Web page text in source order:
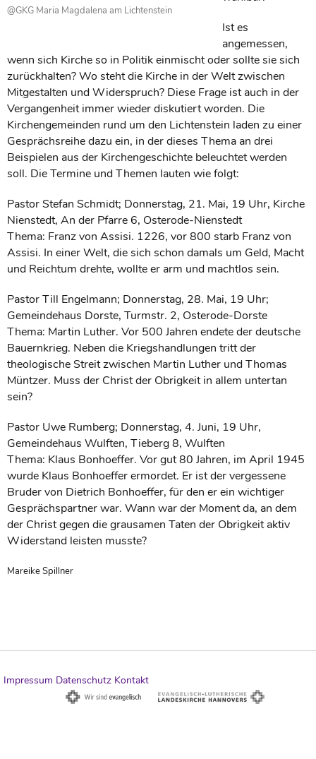
@GKG Maria Magdalena am Lichtenstein
Ist es
angemessen,
wenn sich Kirche so in Politik einmischt oder sollte sie sich
zurückhalten? Wo steht die Kirche in der Welt zwischen
Mitgestalten und Widerspruch? Diese Frage ist auch in der
Vergangenheit immer wieder diskutiert worden. Die
Kirchengemeinden rund um den Lichtenstein laden zu einer
Gesprächsreihe dazu ein, in der dieses Thema an drei
Beispielen aus der Kirchengeschichte beleuchtet werden
soll. Die Termine und Themen lauten wie folgt:
Pastor Stefan Schmidt; Donnerstag, 21. Mai, 19 Uhr, Kirche
Nienstedt, An der Pfarre 6, Osterode-Nienstedt
Thema: Franz von Assisi. 1226, vor 800 starb Franz von
Assisi. In einer Welt, die sich schon damals um Geld, Macht
und Reichtum drehte, wollte er arm und machtlos sein.
Pastor Till Engelmann; Donnerstag, 28. Mai, 19 Uhr;
Gemeindehaus Dorste, Turmstr. 2, Osterode-Dorste
Thema: Martin Luther. Vor 500 Jahren endete der deutsche
Bauernkrieg. Neben die Kriegshandlungen tritt der
theologische Streit zwischen Martin Luther und Thomas
Müntzer. Muss der Christ der Obrigkeit in allem untertan
sein?
Pastor Uwe Rumberg; Donnerstag, 4. Juni, 19 Uhr,
Gemeindehaus Wulften, Tieberg 8, Wulften
Thema: Klaus Bonhoeffer. Vor gut 80 Jahren, im April 1945
wurde Klaus Bonhoeffer ermordet. Er ist der vergessene
Bruder von Dietrich Bonhoeffer, für den er ein wichtiger
Gesprächspartner war. Wann war der Moment da, an dem
der Christ gegen die grausamen Taten der Obrigkeit aktiv
Widerstand leisten musste?
Mareike Spillner
Impressum Datenschutz Kontakt